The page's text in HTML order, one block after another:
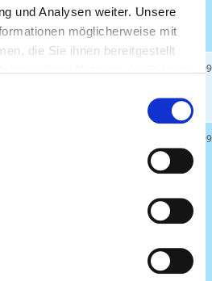
und Analysen weiter. Unsere
möglicherweise mit
die Sie ihnen bereitgestellt